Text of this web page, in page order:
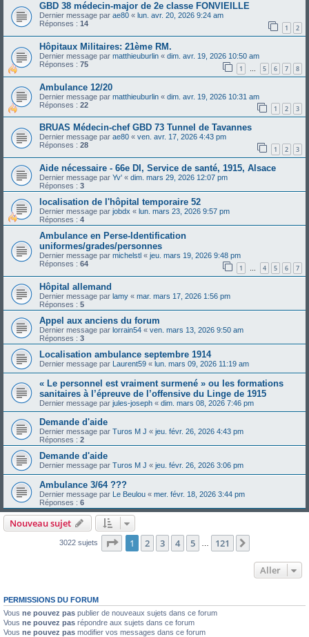
GBD 38 médecin-major de 2e classe FONVIEILLE
Dernier message par ae80 « lun. avr. 20, 2026 9:24 am
Réponses : 14 1 2
Hôpitaux Militaires: 21ème RM.
Dernier message par matthieuburlin « dim. avr. 19, 2026 10:50 am
Réponses : 75 1 … 5 6 7 8
Ambulance 12/20
Dernier message par matthieuburlin « dim. avr. 19, 2026 10:31 am
Réponses : 22 1 2 3
BRUAS Médecin-chef GBD 73 Tunnel de Tavannes
Dernier message par ae80 « ven. avr. 17, 2026 4:43 pm
Réponses : 28 1 2 3
Aide nécessaire - 66e DI, Service de santé, 1915, Alsace
Dernier message par Yv' « dim. mars 29, 2026 12:07 pm
Réponses : 3
localisation de l'hôpital temporaire 52
Dernier message par jobdx « lun. mars 23, 2026 9:57 pm
Réponses : 4
Ambulance en Perse-Identification
uniformes/grades/personnes
Dernier message par michelstl « jeu. mars 19, 2026 9:48 pm
Réponses : 64 1 … 4 5 6 7
Hôpital allemand
Dernier message par lamy « mar. mars 17, 2026 1:56 pm
Réponses : 5
Appel aux anciens du forum
Dernier message par lorrain54 « ven. mars 13, 2026 9:50 am
Réponses : 3
Localisation ambulance septembre 1914
Dernier message par Laurent59 « lun. mars 09, 2026 11:19 am
« Le personnel est vraiment surmené » ou les formations
sanitaires à l’épreuve de l’offensive du Linge de 1915
Dernier message par jules-joseph « dim. mars 08, 2026 7:46 pm
Demande d'aide
Dernier message par Turos M J « jeu. févr. 26, 2026 4:43 pm
Réponses : 2
Demande d'aide
Dernier message par Turos M J « jeu. févr. 26, 2026 3:06 pm
Ambulance 3/64 ???
Dernier message par Le Beulou « mer. févr. 18, 2026 3:44 pm
Réponses : 6
Nouveau sujet
3022 sujets Page 1sur121
1 2 3 4 5 121
Aller
PERMISSIONS DU FORUM
Vous ne pouvez pas publier de nouveaux sujets dans ce forum
Vous ne pouvez pas répondre aux sujets dans ce forum
Vous ne pouvez pas modifier vos messages dans ce forum